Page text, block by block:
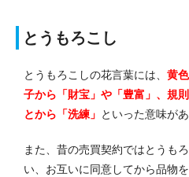
とうもろこし
とうもろこしの花言葉には、 黄
子から「財宝」や「豊富」、規
とから「洗練」 といった意味があ
また、昔の売買契約ではとうも
い、お互いに同意してから品物